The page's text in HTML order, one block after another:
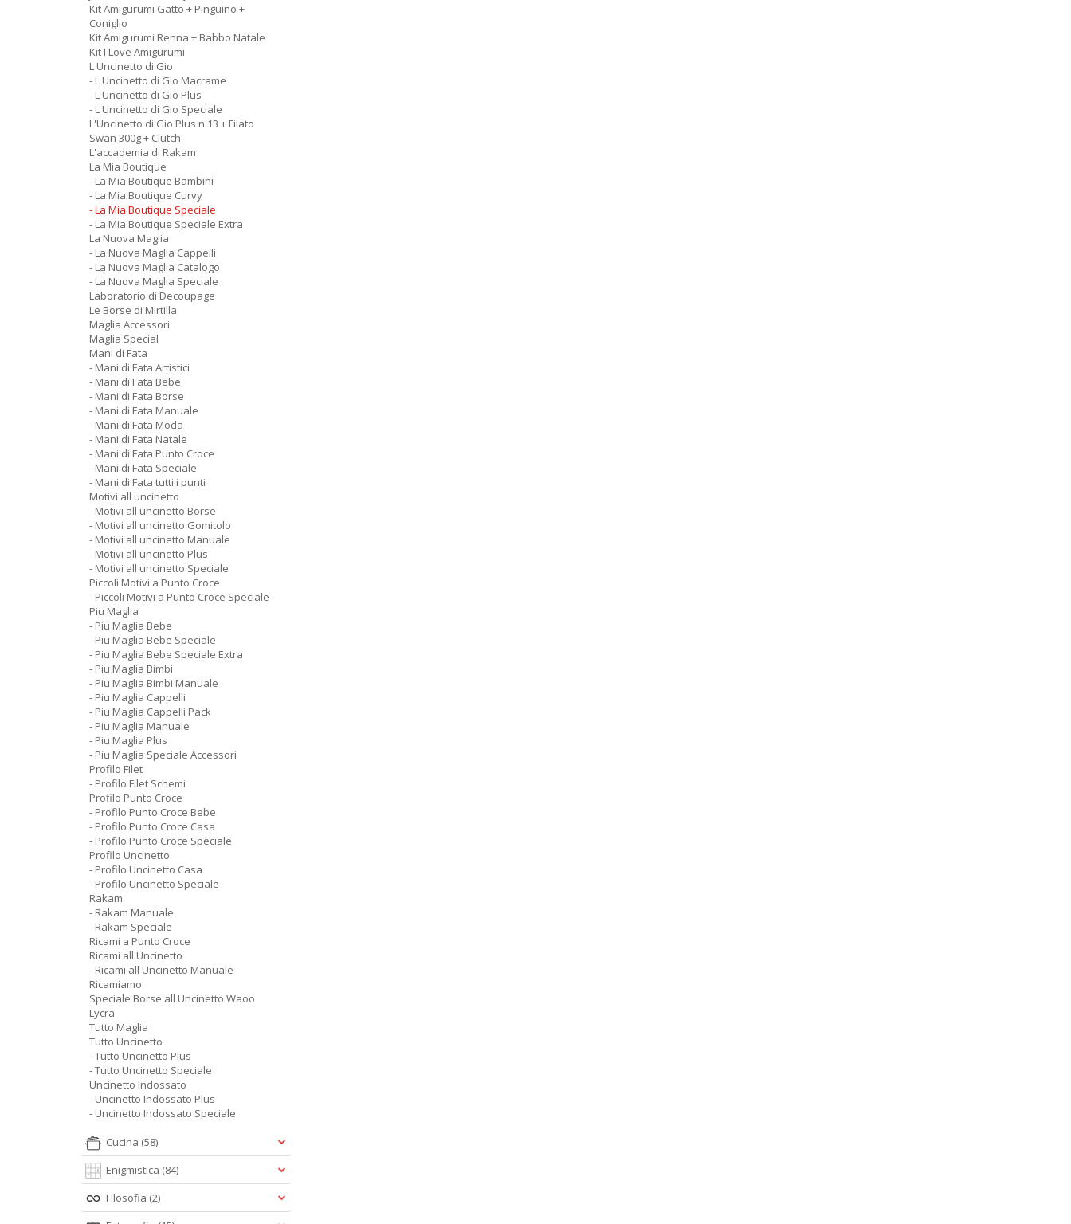
Kit Amigurumi Gatto + Pinguino +
Coniglio
Kit Amigurumi Renna + Babbo Natale
Kit I Love Amigurumi
L Uncinetto di Gio
- L Uncinetto di Gio Macrame
- L Uncinetto di Gio Plus
- L Uncinetto di Gio Speciale
L'Uncinetto di Gio Plus n.13 + Filato
Swan 300g + Clutch
L'accademia di Rakam
La Mia Boutique
- La Mia Boutique Bambini
- La Mia Boutique Curvy
- La Mia Boutique Speciale
- La Mia Boutique Speciale Extra
La Nuova Maglia
- La Nuova Maglia Cappelli
- La Nuova Maglia Catalogo
- La Nuova Maglia Speciale
Laboratorio di Decoupage
Le Borse di Mirtilla
Maglia Accessori
Maglia Special
Mani di Fata
- Mani di Fata Artistici
- Mani di Fata Bebe
- Mani di Fata Borse
- Mani di Fata Manuale
- Mani di Fata Moda
- Mani di Fata Natale
- Mani di Fata Punto Croce
- Mani di Fata Speciale
- Mani di Fata tutti i punti
Motivi all uncinetto
- Motivi all uncinetto Borse
- Motivi all uncinetto Gomitolo
- Motivi all uncinetto Manuale
- Motivi all uncinetto Plus
- Motivi all uncinetto Speciale
Piccoli Motivi a Punto Croce
- Piccoli Motivi a Punto Croce Speciale
Piu Maglia
- Piu Maglia Bebe
- Piu Maglia Bebe Speciale
- Piu Maglia Bebe Speciale Extra
- Piu Maglia Bimbi
- Piu Maglia Bimbi Manuale
- Piu Maglia Cappelli
- Piu Maglia Cappelli Pack
- Piu Maglia Manuale
- Piu Maglia Plus
- Piu Maglia Speciale Accessori
Profilo Filet
- Profilo Filet Schemi
Profilo Punto Croce
- Profilo Punto Croce Bebe
- Profilo Punto Croce Casa
- Profilo Punto Croce Speciale
Profilo Uncinetto
- Profilo Uncinetto Casa
- Profilo Uncinetto Speciale
Rakam
- Rakam Manuale
- Rakam Speciale
Ricami a Punto Croce
Ricami all Uncinetto
- Ricami all Uncinetto Manuale
Ricamiamo
Speciale Borse all Uncinetto Waoo
Lycra
Tutto Maglia
Tutto Uncinetto
- Tutto Uncinetto Plus
- Tutto Uncinetto Speciale
Uncinetto Indossato
- Uncinetto Indossato Plus
- Uncinetto Indossato Speciale
Cucina (58)
Enigmistica (84)
Filosofia (2)